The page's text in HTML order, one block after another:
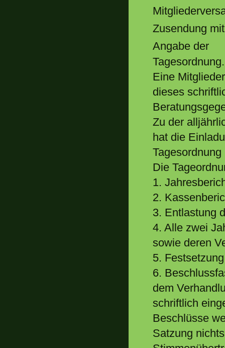
Zusendung
Angabe der
Tagesordnung.
Eine
dieses
Zu der
hat die
Die
1.
2.
3. Entlastung
4. Alle zwei
sowie deren
5.
6.
dem
schriftlich
Beschlüsse
Satzung